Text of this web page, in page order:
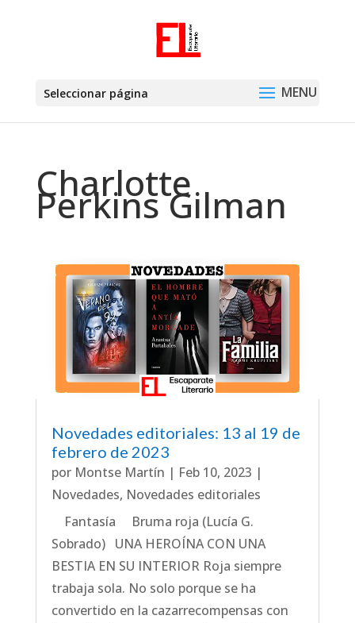
Seleccionar página
Charlotte
Perkins Gilman
Novedades editoriales: 13 al 19 de
febrero de 2023
por Montse Martín | Feb 10, 2023 |
Novedades, Novedades editoriales
Fantasía Bruma roja (Lucía G.
Sobrado) UNA HEROÍNA CON UNA
BESTIA EN SU INTERIOR Roja siempre
trabaja sola. No solo porque se ha
convertido en la cazarrecompensas con